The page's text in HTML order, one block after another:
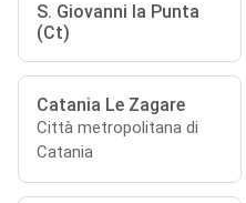
S. Giovanni la Punta
(Ct)
Catania Le Zagare
Città metropolitana di
Catania